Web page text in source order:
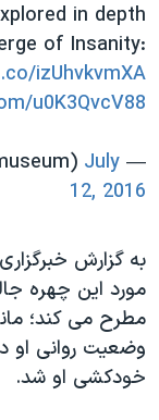
نرگس محمدی
همایش
صفحه‌های ویژه
in depth
of Insanity:
izUhvkvmXA
u0K3QvcV88
— Van Gogh Museum (@vangoghmuseum)
July
12, 2016
به گزارش
مورد این چهره
مطرح می کند؛
وضعیت روانی او
خودکشی او شد.